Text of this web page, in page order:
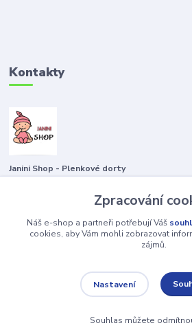
Kontakty
Janini Shop - Plenkové dorty
+420722435263 797829043
plenkovydort@email.cz
Vytvořeno na Eshop-
Zpracování
Náš e-shop a partneři potřebují Váš
cookies, aby Vám mohli zobrazovat
zájmů.
Nastavení
Souhlas můžete